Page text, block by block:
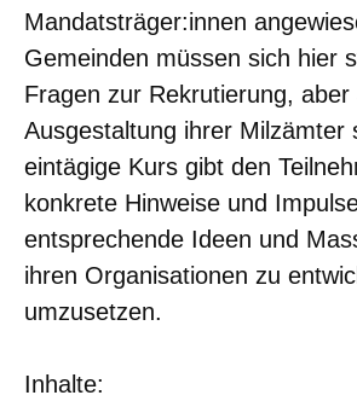
Mandatsträger:innen
Gemeinden müssen sich hier
Fragen zur Rekrutierung, aber
Ausgestaltung ihrer Milzämter
eintägige Kurs gibt den
konkrete Hinweise und
entsprechende Ideen und
ihren Organisationen zu
umzusetzen.
Inhalte: